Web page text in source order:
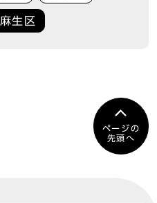
麻生区
ページの
先頭へ